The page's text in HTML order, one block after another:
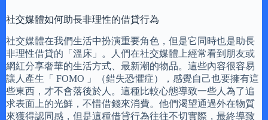
社交媒體如何助長非理性的借貸行為
社交媒體在我們生活中扮演重要角色，但是它同時也是助長
非理性借貸的「溫床」。人們在社交媒體上經常看到朋友或
網紅分享奢華的生活方式、最新潮的物品。這些內容很容易
讓人產生「 FOMO 」（錯失恐懼症），感覺自己也要擁有這
些東西，才不會落後於人。這種比較心態導致一些人為了追
求表面上的光鮮，不惜借錢來消費。他們渴望通過外在物質
來獲得認同感，但是這種借貸行為往往不切實際，最終導致